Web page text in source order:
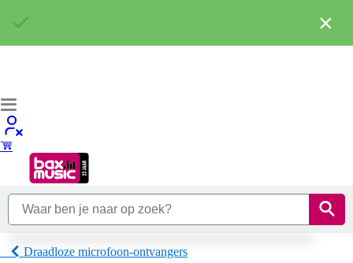
Draadloze microfoon-ontvangers
×